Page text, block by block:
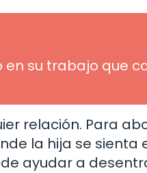
su trabajo que
relación. Para
la hija se sienta
ayudar a